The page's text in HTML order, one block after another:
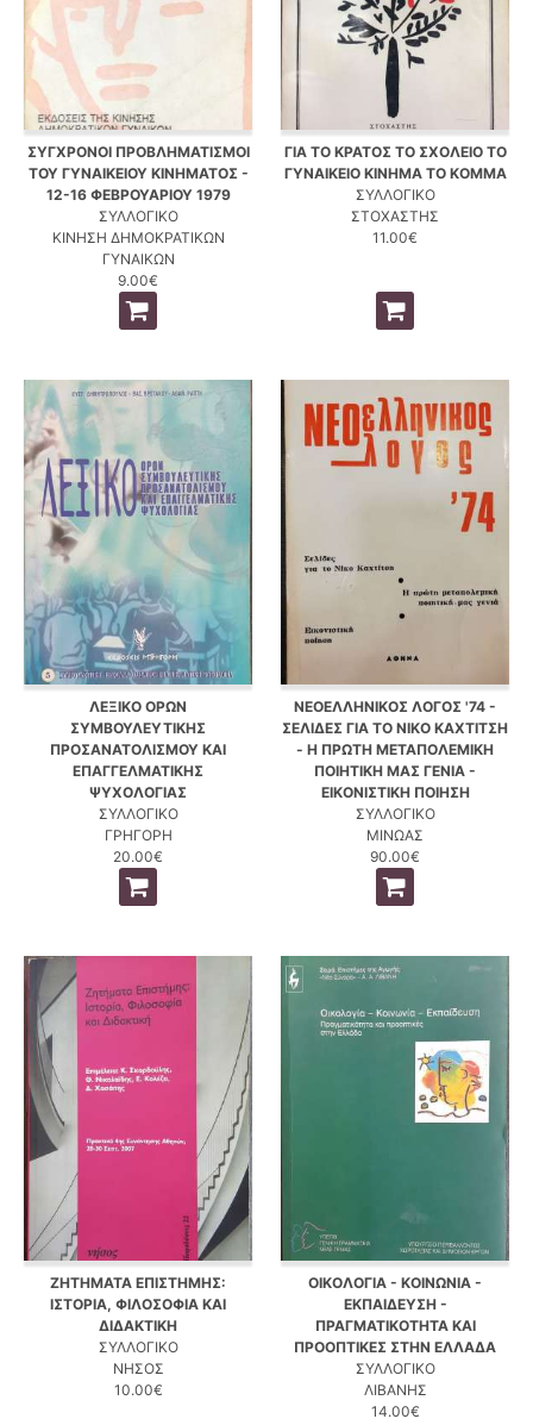
ΣΥΓΧΡΟΝΟΙ ΠΡΟΒΛΗΜΑΤΙΣΜΟΙ
ΤΟΥ ΓΥΝΑΙΚΕΙΟΥ ΚΙΝΗΜΑΤΟΣ -
12-16 ΦΕΒΡΟΥΑΡΙΟΥ 1979
ΣΥΛΛΟΓΙΚΟ
ΚΙΝΗΣΗ ΔΗΜΟΚΡΑΤΙΚΩΝ
ΓΥΝΑΙΚΩΝ
9.00€
ΓΙΑ ΤΟ ΚΡΑΤΟΣ ΤΟ ΣΧΟΛΕΙΟ ΤΟ
ΓΥΝΑΙΚΕΙΟ ΚΙΝΗΜΑ ΤΟ ΚΟΜΜΑ
ΣΥΛΛΟΓΙΚΟ
ΣΤΟΧΑΣΤΗΣ
11.00€
ΛΕΞΙΚΟ ΟΡΩΝ
ΣΥΜΒΟΥΛΕΥΤΙΚΗΣ
ΠΡΟΣΑΝΑΤΟΛΙΣΜΟΥ ΚΑΙ
ΕΠΑΓΓΕΛΜΑΤΙΚΗΣ
ΨΥΧΟΛΟΓΙΑΣ
ΣΥΛΛΟΓΙΚΟ
ΓΡΗΓΟΡΗ
20.00€
ΝΕΟΕΛΛΗΝΙΚΟΣ ΛΟΓΟΣ '74 -
ΣΕΛΙΔΕΣ ΓΙΑ ΤΟ ΝΙΚΟ ΚΑΧΤΙΤΣΗ
- Η ΠΡΩΤΗ ΜΕΤΑΠΟΛΕΜΙΚΗ
ΠΟΙΗΤΙΚΗ ΜΑΣ ΓΕΝΙΑ -
ΕΙΚΟΝΙΣΤΙΚΗ ΠΟΙΗΣΗ
ΣΥΛΛΟΓΙΚΟ
ΜΙΝΩΑΣ
90.00€
ΖΗΤΗΜΑΤΑ ΕΠΙΣΤΗΜΗΣ:
ΙΣΤΟΡΙΑ, ΦΙΛΟΣΟΦΙΑ ΚΑΙ
ΔΙΔΑΚΤΙΚΗ
ΣΥΛΛΟΓΙΚΟ
ΝΗΣΟΣ
10.00€
ΟΙΚΟΛΟΓΙΑ - ΚΟΙΝΩΝΙΑ -
ΕΚΠΑΙΔΕΥΣΗ -
ΠΡΑΓΜΑΤΙΚΟΤΗΤΑ ΚΑΙ
ΠΡΟΟΠΤΙΚΕΣ ΣΤΗΝ ΕΛΛΑΔΑ
ΣΥΛΛΟΓΙΚΟ
ΛΙΒΑΝΗΣ
14.00€